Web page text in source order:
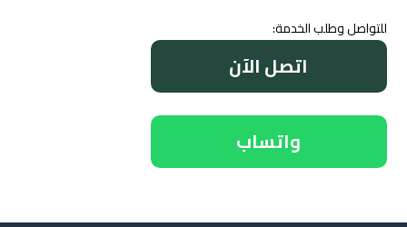
للتواصل وطلب الخدمة:
اتصل الآن
واتساب